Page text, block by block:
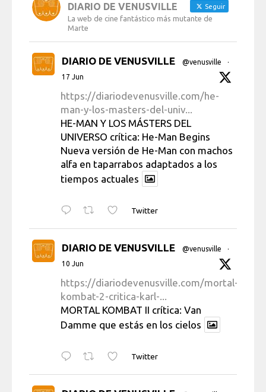
DIARIO DE VENUSVILLE Seguir
La web de cine fantástico más mutante de
Marte
DIARIO DE VENUSVILLE @venusville
·
17 Jun
https://diariodevenusville.com/he-
man-y-los-masters-del-univ...
HE-MAN Y LOS MÁSTERS DEL
UNIVERSO crítica: He-Man Begins
Nueva versión de He-Man con machos
alfa en taparrabos adaptados a los
tiempos actuales
Twitter
DIARIO DE VENUSVILLE @venusville
·
10 Jun
https://diariodevenusville.com/mortal-
kombat-2-critica-karl-...
MORTAL KOMBAT II crítica: Van
Damme que estás en los cielos
Twitter